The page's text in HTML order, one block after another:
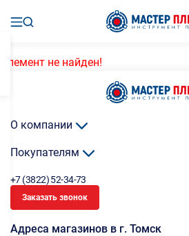
Элемент не найден!
О компании
Покупателям
+7 (3822) 52-34-73
Заказать звонок
Адреса магазинов в г. Томск